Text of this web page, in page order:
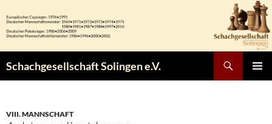
Inhalt
springen
Schachgesellschaft Solingen e.V.
VIII. MANNSCHAFT